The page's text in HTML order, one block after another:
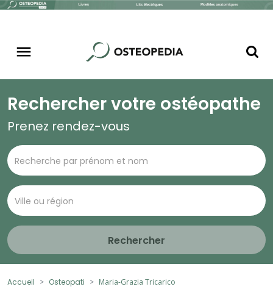
Rechercher votre ostéopathe
Prenez rendez-vous
Rechercher
Accueil Osteopati Maria-Grazia Tricarico